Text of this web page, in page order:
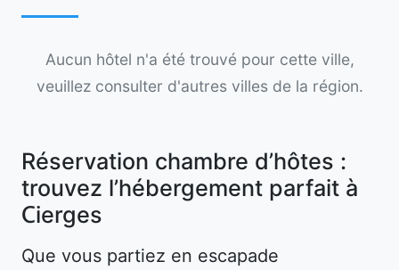
Aucun hôtel n'a été trouvé pour cette ville,
veuillez consulter d'autres villes de la région.
Réservation chambre d’hôtes :
trouvez l’hébergement parfait à
Cierges
Que vous partiez en escapade